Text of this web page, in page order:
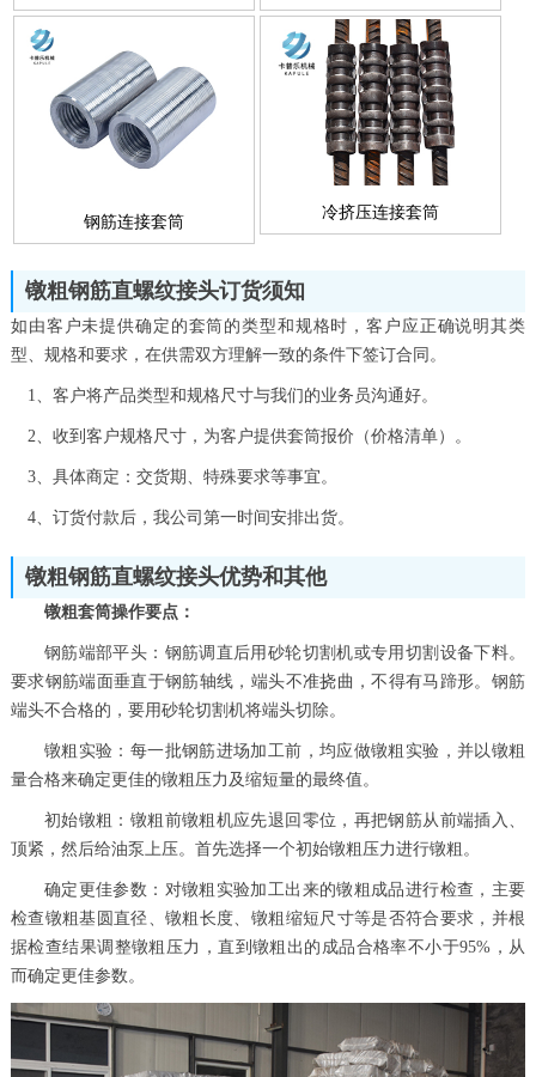
钢筋连接套筒
冷挤压连接套筒
镦粗钢筋直螺纹接头订货须知
如由客户未提供确定的套筒的类型和规格时，客户应正确说明其类
型、规格和要求，在供需双方理解一致的条件下签订合同。
1、客户将产品类型和规格尺寸与我们的业务员沟通好。
2、收到客户规格尺寸，为客户提供套筒报价（价格清单）。
3、具体商定：交货期、特殊要求等事宜。
4、订货付款后，我公司第一时间安排出货。
镦粗钢筋直螺纹接头优势和其他
镦粗套筒操作要点：
钢筋端部平头：钢筋调直后用砂轮切割机或专用切割设备下料。
要求钢筋端面垂直于钢筋轴线，端头不准挠曲，不得有马蹄形。钢筋
端头不合格的，要用砂轮切割机将端头切除。
镦粗实验：每一批钢筋进场加工前，均应做镦粗实验，并以镦粗
量合格来确定更佳的镦粗压力及缩短量的最终值。
初始镦粗：镦粗前镦粗机应先退回零位，再把钢筋从前端插入、
顶紧，然后给油泵上压。首先选择一个初始镦粗压力进行镦粗。
确定更佳参数：对镦粗实验加工出来的镦粗成品进行检查，主要
检查镦粗基圆直径、镦粗长度、镦粗缩短尺寸等是否符合要求，并根
据检查结果调整镦粗压力，直到镦粗出的成品合格率不小于95%，从
而确定更佳参数。